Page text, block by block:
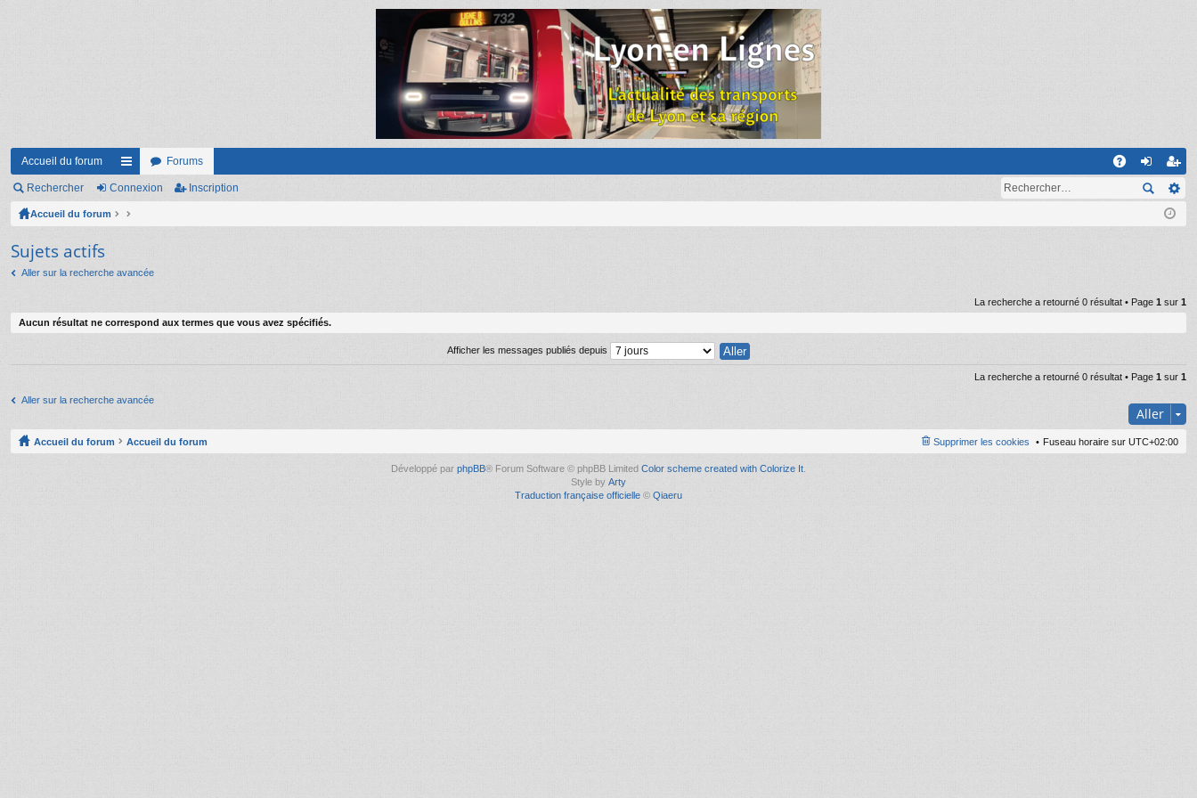
Accueil du forum
ac
co
ci
Forums
on ns
cri
Rechercher Connexion Inscription
Accueil du forum
Sujets actifs
Aller sur la recherche avancée
La recherche a retourné 0 résultat • Page 1 sur 1
Aucun résultat ne correspond aux termes que vous avez spécifiés.
Afficher les messages publiés depuis
La recherche a retourné 0 résultat • Page 1 sur 1
Aller sur la recherche avancée
Aller
Accueil du forum Accueil du forum Fuseau horaire sur UTC+02:00
Supprimer les cookies
Développé par phpBB® Forum Software © phpBB Limited Color scheme created with Colorize It
Style by Arty
Traduction française officielle © Qiaeru